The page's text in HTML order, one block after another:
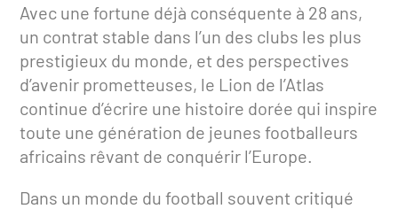
Avec une fortune déjà conséquente à 28 ans,
un contrat stable dans l’un des clubs les plus
prestigieux du monde, et des perspectives
d’avenir prometteuses, le Lion de l’Atlas
continue d’écrire une histoire dorée qui inspire
toute une génération de jeunes footballeurs
africains rêvant de conquérir l’Europe.
Dans un monde du football souvent critiqué